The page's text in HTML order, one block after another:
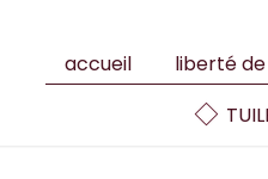
accueil liberté